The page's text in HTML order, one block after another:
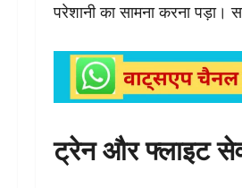
परेशानी का सामना करना पड़ा।
ट्रेन और फ्लाइट